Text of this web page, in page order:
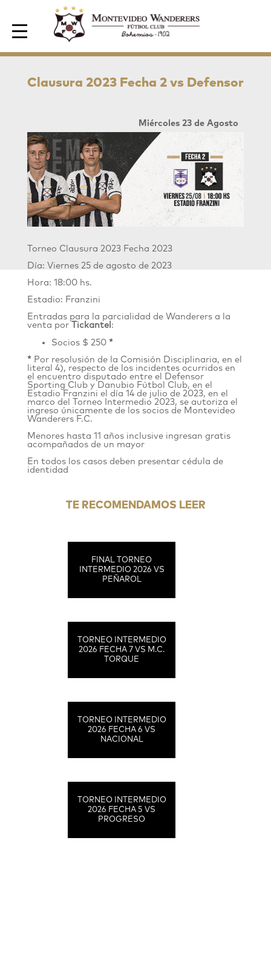
Area de Socios
Clausura 2023 Fecha 2 vs Defensor
Miércoles 23 de Agosto
Torneo Clausura 2023 Fecha 2023
Día: Viernes 25 de agosto de 2023
Hora: 18:00 hs.
Estadio: Franzini
Entradas para la parcialidad de Wanderersa la
venta por
Tickantel :
Socios $ 250 *
* Por resolusión de la Comisión Disciplinaria, en el
literal 4), respecto de los incidentes ocurridos en
el encuentro disputado entre el Defensor
Sporting Club y Danubio Fútbol Club, en el
Estadio Franzini el día 14 de julio de 2023, en el
marco del Torneo Intermedio 2023, se autoriza el
ingreso únicamente de los socios de Montevideo
Wanderers F.C.
Menores hasta 11 años inclusive ingresan gratis
acompañados de un mayor
En todos los casos deben presentar cédula de
identidad
TE RECOMENDAMOS LEER
FINAL TORNEO
INTERMEDIO 2026 VS
PEÑAROL
TORNEO INTERMEDIO
2026 FECHA 7 VS M.C.
TORQUE
TORNEO INTERMEDIO
2026 FECHA 6 VS
NACIONAL
TORNEO INTERMEDIO
2026 FECHA 5 VS
PROGRESO